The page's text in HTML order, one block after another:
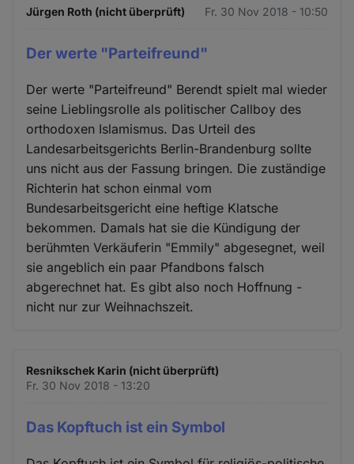
Jürgen Roth (nicht überprüft) Fr. 30 Nov 2018 - 10:50
Der werte "Parteifreund"
Der werte "Parteifreund" Berendt spielt mal wieder
seine Lieblingsrolle als politischer Callboy des
orthodoxen Islamismus. Das Urteil des
Landesarbeitsgerichts Berlin-Brandenburg sollte
uns nicht aus der Fassung bringen. Die zuständige
Richterin hat schon einmal vom
Bundesarbeitsgericht eine heftige Klatsche
bekommen. Damals hat sie die Kündigung der
berühmten Verkäuferin "Emmily" abgesegnet, weil
sie angeblich ein paar Pfandbons falsch
abgerechnet hat. Es gibt also noch Hoffnung -
nicht nur zur Weihnachszeit.
Resnikschek Karin (nicht überprüft)
Fr. 30 Nov 2018 - 13:20
Das Kopftuch ist ein Symbol